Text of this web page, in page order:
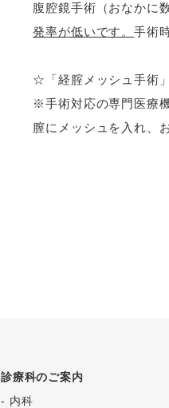
腹腔鏡手術（おなかに
発率が低いです。手術
☆「経腟メッシュ手術」
※手術対応の専門医療
膣にメッシュを入れ、
診療科のご案内
内科